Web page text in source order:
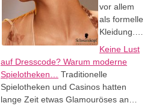
vor allem
als formelle
Kleidung.…
Keine Lust
auf Dresscode? Warum moderne
Spielotheken…
Traditionelle
Spielotheken und Casinos hatten
lange Zeit etwas Glamouröses an…